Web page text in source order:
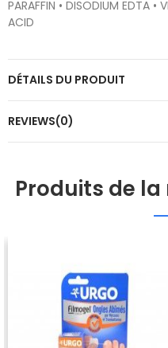
PARAFFIN • DISODIUM EDTA •
ACID
DÉTAILS DU PRODUIT
REVIEWS(0)
Produits de